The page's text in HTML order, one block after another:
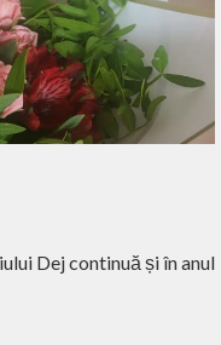
Dej continuă și în anul